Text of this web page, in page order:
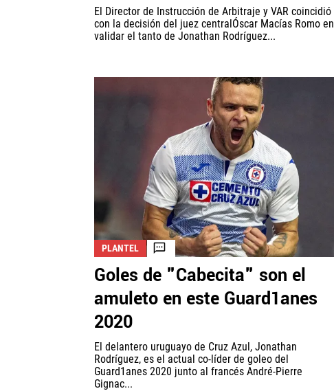
El Director de Instrucción de Arbitraje y VAR coincidió
con la decisión del juez centralÓscar Macías Romo en
validar el tanto de Jonathan Rodríguez...
PLANTEL
Goles de "Cabecita" son el
amuleto en este Guard1anes
2020
El delantero uruguayo de Cruz Azul, Jonathan
Rodríguez, es el actual co-líder de goleo del
Guard1anes 2020 junto al francés André-Pierre
Gignac...